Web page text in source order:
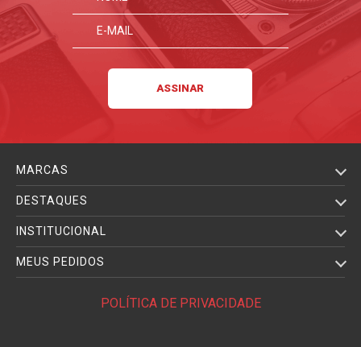
MARCAS
DESTAQUES
INSTITUCIONAL
MEUS PEDIDOS
POLÍTICA DE PRIVACIDADE